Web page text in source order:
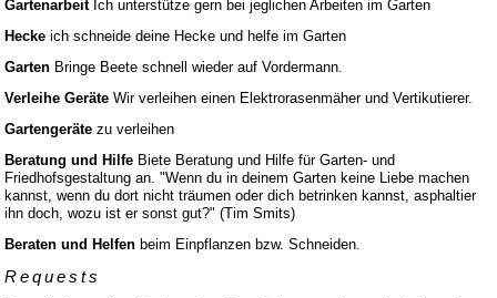
GartenarbeitIch unterstütze gern bei jeglichen Arbeiten im Garten
Hecke ich schneide deine Hecke und helfe im Garten
Garten Bringe Beete schnell wieder auf Vordermann.
Verleihe Geräte Wir verleihen einen Elektrorasenmäher und Vertikutierer.
Gartengeräte zu verleihen
Beratung und Hilfe Biete Beratung und Hilfe für Garten- und
Friedhofsgestaltung an. "Wenn du in deinem Garten keine Liebe machen
kannst, wenn du dort nicht träumen oder dich betrinken kannst, asphaltier
ihn doch, wozu ist er sonst gut?" (Tim Smits)
Beraten und Helfen beim Einpflanzen bzw. Schneiden.
Requests